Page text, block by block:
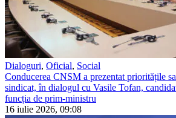
Dialoguri, Oficial, Social
Conducerea CNSM a prezentat prioritățile
sindicat, în dialogul cu Vasile Tofan,
funcția de prim-ministru
16 iulie 2026, 09:08